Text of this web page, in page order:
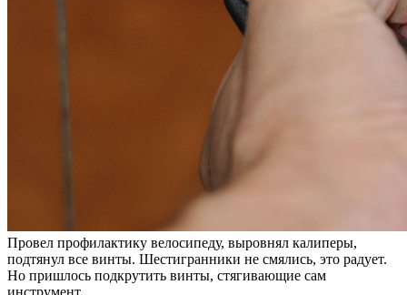
Провел профилактику велосипеду, выровнял калиперы,
подтянул все винты. Шестигранники не смялись, это радует.
Но пришлось подкрутить винты, стягивающие сам
инструмент.